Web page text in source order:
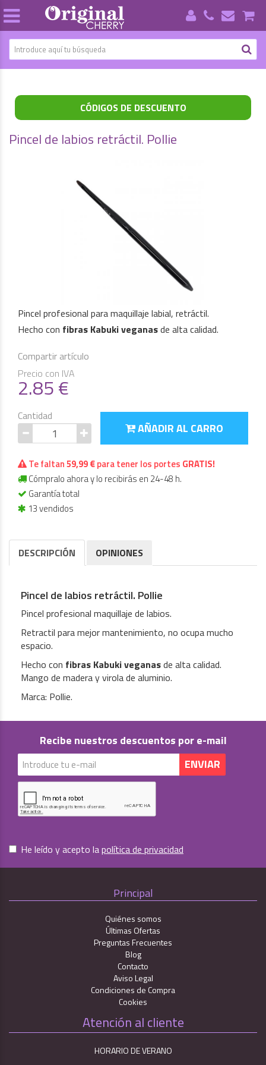
CÓDIGOS DE DESCUENTO
Pincel de labios retráctil. Pollie
Pincel profesional para maquillaje labial, retráctil.
Hecho con fibras Kabuki veganasde alta calidad.
Compartir artículo
Precio con IVA
2.85€
Cantidad
AÑADIR AL CARRO
Te faltan59,99 €para tener los portes GRATIS!
Cómpralo ahora y lo recibirás en 24-48 h.
Garantía total
13 vendidos
DESCRIPCIÓN OPINIONES
Pincel de labios retráctil. Pollie
Pincel profesional maquillaje de labios.
Retractil para mejor mantenimiento, no ocupa mucho
espacio.
Hecho con fibras Kabuki veganasde alta calidad.
Mango de madera y virola de aluminio.
Marca: Pollie.
Recibe nuestros descuentos por e-mail
He leído y acepto lapolítica de privacidad
Principal
Quiénes somos
Últimas Ofertas
Preguntas Frecuentes
Blog
Contacto
Aviso Legal
Condiciones de Compra
Cookies
Atención al cliente
HORARIO DE VERANO